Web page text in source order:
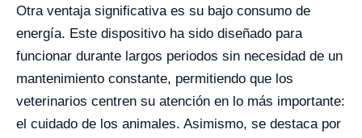
Otra ventaja significativa es su bajo consumo de
energía. Este dispositivo ha sido diseñado para
funcionar durante largos periodos sin necesidad de un
mantenimiento constante, permitiendo que los
veterinarios centren su atención en lo más importante:
el cuidado de los animales. Asimismo, se destaca por